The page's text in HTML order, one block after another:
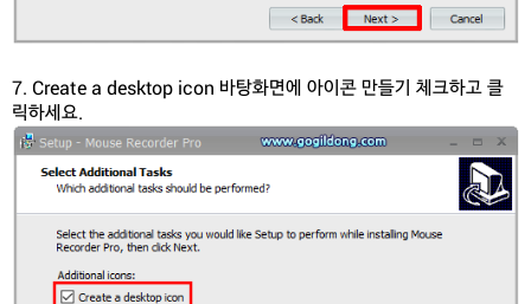
7. Create a desktop icon 바탕화면에 아이콘 만들기 체크하고 클
릭하세요.